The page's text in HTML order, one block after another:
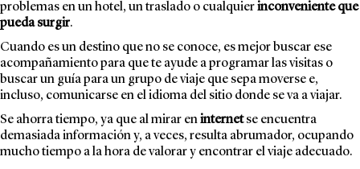
problemas en un hotel, un traslado o cualquierinconveniente que
pueda surgir.
Cuando es un destino que no se conoce, es mejor buscar ese
acompañamiento para que te ayude a programar las visitas o
buscar un guía para un grupo de viaje que sepa moverse e,
incluso, comunicarse en el idioma del sitio donde se va a viajar.
Se ahorra tiempo, ya que al mirar eninternetse encuentra
demasiada información y, a veces, resulta abrumador, ocupando
mucho tiempo a la hora de valorar y encontrar el viaje adecuado.